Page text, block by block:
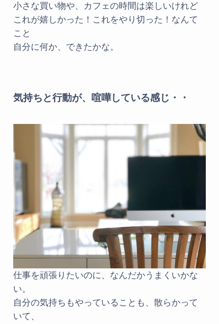
小さな買い物や、カフェの時間は楽しいけれど
これが嬉しかった！これをやり切った！なんて
こと
自分に何か、できたかな。
気持ちと行動が、喧嘩している感じ・・
仕事を頑張りたいのに、なんだかうまくいかな
い。
自分の気持ちもやっていることも、散らかって
いて、